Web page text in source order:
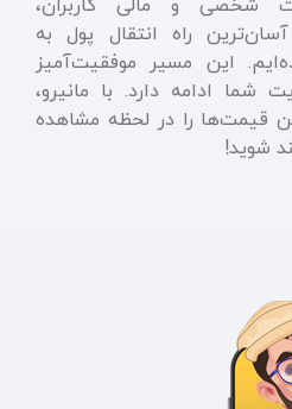
شخصی و مالی کاربران،
راه انتقال پول به
این مسیر موفقیت‌آمیز
شما ادامه دارد. با مانیرو،
قیمت‌ها را در لحظه مشاهده
شوید!